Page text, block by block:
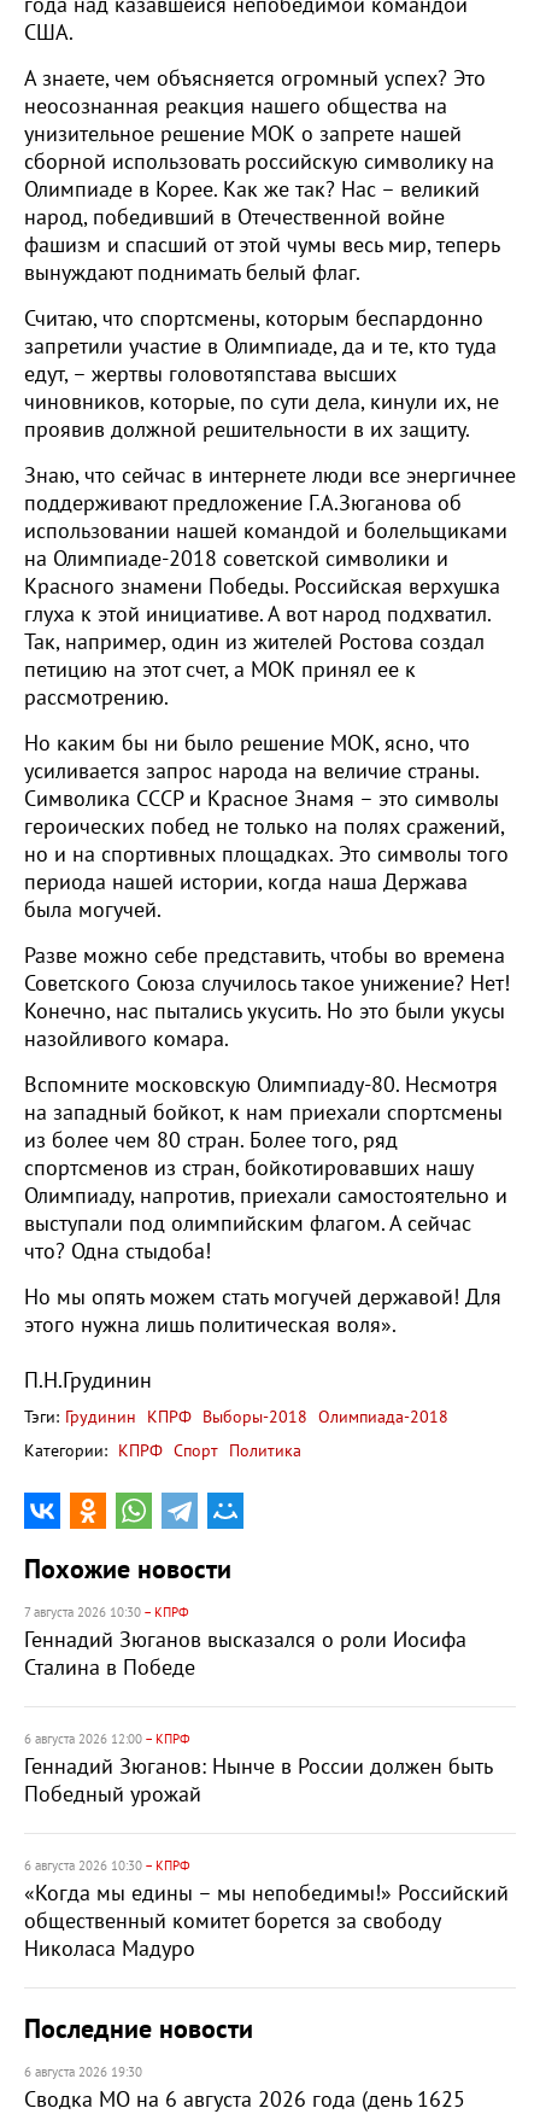
года над казавшейся непобедимой командой
США.
А знаете, чем объясняется огромный успех? Это
неосознанная реакция нашего общества на
унизительное решение МОК о запрете нашей
сборной использовать российскую символику на
Олимпиаде в Корее. Как же так? Нас – великий
народ, победивший в Отечественной войне
фашизм и спасший от этой чумы весь мир, теперь
вынуждают поднимать белый флаг.
Считаю, что спортсмены, которым беспардонно
запретили участие в Олимпиаде, да и те, кто туда
едут, – жертвы головотяпстава высших
чиновников, которые, по сути дела, кинули их, не
проявив должной решительности в их защиту.
Знаю, что сейчас в интернете люди все энергичнее
поддерживают предложение Г.А.Зюганова об
использовании нашей командой и болельщиками
на Олимпиаде-2018 советской символики и
Красного знамени Победы. Российская верхушка
глуха к этой инициативе. А вот народ подхватил.
Так, например, один из жителей Ростова создал
петицию на этот счет, а МОК принял ее к
рассмотрению.
Но каким бы ни было решение МОК, ясно, что
усиливается запрос народа на величие страны.
Символика СССР и Красное Знамя – это символы
героических побед не только на полях сражений,
но и на спортивных площадках. Это символы того
периода нашей истории, когда наша Держава
была могучей.
Разве можно себе представить, чтобы во времена
Советского Союза случилось такое унижение? Нет!
Конечно, нас пытались укусить. Но это были укусы
назойливого комара.
Вспомните московскую Олимпиаду-80. Несмотря
на западный бойкот, к нам приехали спортсмены
из более чем 80 стран. Более того, ряд
спортсменов из стран, бойкотировавших нашу
Олимпиаду, напротив, приехали самостоятельно и
выступали под олимпийским флагом. А сейчас
что? Одна стыдоба!
Но мы опять можем стать могучей державой! Для
этого нужна лишь политическая воля».
П.Н.Грудинин
Тэги: Грудинин КПРФ Выборы-2018 Олимпиада-2018
Категории: КПРФ Спорт Политика
Похожие новости
7 августа 2026 10:30 – КПРФ
Геннадий Зюганов высказался о роли Иосифа
Сталина в Победе
6 августа 2026 12:00 – КПРФ
Геннадий Зюганов: Нынче в России должен быть
Победный урожай
6 августа 2026 10:30 – КПРФ
«Когда мы едины – мы непобедимы!» Российский
общественный комитет борется за свободу
Николаса Мадуро
Последние новости
6 августа 2026 19:30
Сводка МО на 6 августа 2026 года (день 1625